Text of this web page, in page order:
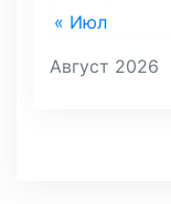
Август 2026
« Июл